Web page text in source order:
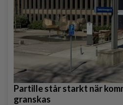
Partille står starkt när
granskas